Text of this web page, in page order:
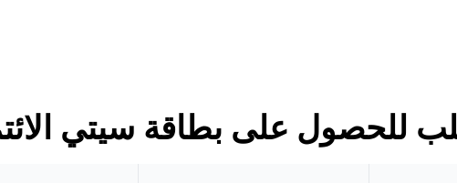
للحصول على بطاقة سيتي